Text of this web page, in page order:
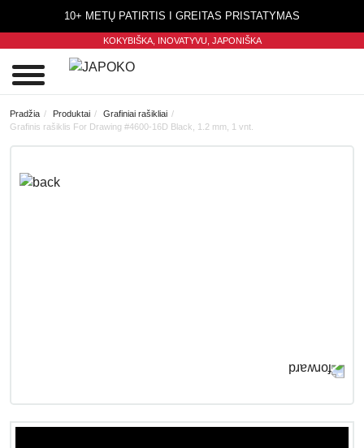
10+ METŲ PATIRTIS I GREITAS PRISTATYMAS
KOKYBIŠKA, INOVATYVU, JAPONIŠKA
Pradžia Produktai
Grafiniai rašikliai
Grafinis rašiklis For Drawing #4600-16D Black, 1.2 mm, 1 vnt.